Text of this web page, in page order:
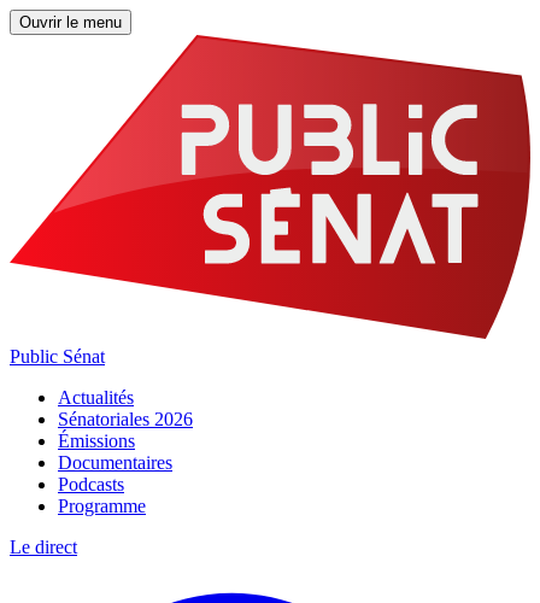
Ouvrir le menu
Public Sénat
Actualités
Sénatoriales 2026
Émissions
Documentaires
Podcasts
Programme
Le direct